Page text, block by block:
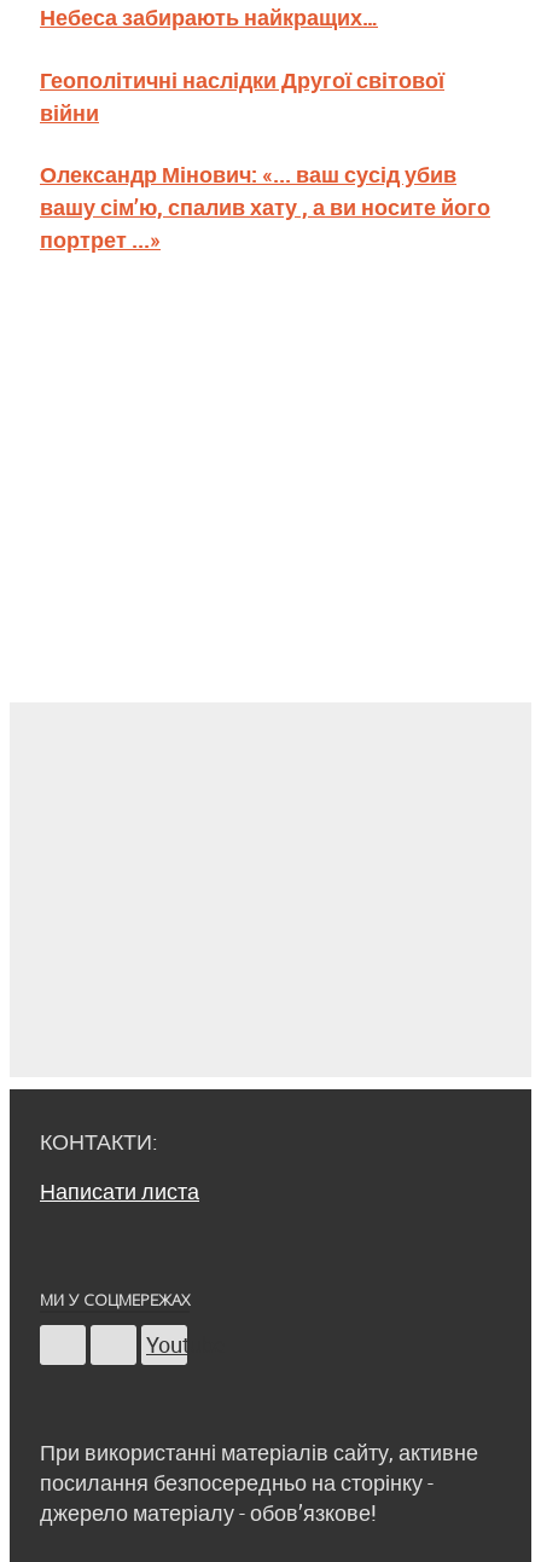
Небеса забирають найкращих…
Геополітичні наслідки Другої світової
війни
Олександр Мінович: «... ваш сусід убив
вашу сім’ю, спалив хату , а ви носите його
портрет ...»
КОНТАКТИ:
Написати листа
МИ У СОЦМЕРЕЖАХ
Youtube
При використанні матеріалів сайту, активне
посилання безпосередньо на сторінку -
джерело матеріалу - обов’язкове!